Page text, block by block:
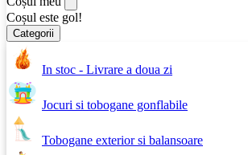
Coșul este gol!
Categorii
In stoc - Livrare a doua zi
Jocuri si tobogane gonflabile
Tobogane exterior si balansoare